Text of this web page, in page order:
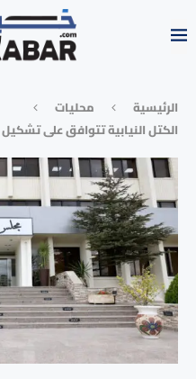
الرئيسية
محليات
الكتل النيابية تتوافق على تشكيل